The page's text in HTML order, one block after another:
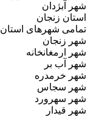
شهر آبژدان
استان زنجان
تمامی شهرهای
شهر زنجان
شهر ارمغانخانه
شهر آب بر
شهر خرمدره
شهر سجاس
شهر سهرورد
شهر قیدار